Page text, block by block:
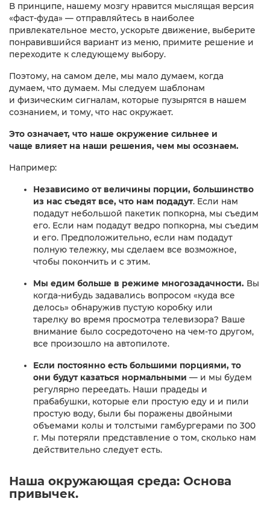
В принципе, нашему мозгу нравится мыслящая версия
«фаст-фуда» — отправляйтесь в наиболее
привлекательное место, ускорьте движение, выберите
понравившийся вариант из меню, примите решение и
переходите к следующему выбору.
Поэтому, на самом деле, мы мало думаем, когда
думаем, что думаем. Мы следуем шаблонам
и физическим сигналам, которые пузырятся в нашем
сознанием, и тому, что нас окружает.
Это означает, что наше окружение сильнее и
чаще влияет на наши решения, чем мы осознаем.
Например:
Независимо от величины порции, большинство
из нас съедят все, что нам подадут. Если нам
подадут небольшой пакетик попкорна, мы съедим
его. Если нам подадут ведро попкорна, мы съедим
и его. Предположительно, если нам подадут
полную тележку, мы сделаем все возможное,
чтобы покончить и с этим.
Мы едим больше в режиме многозадачности. Вы
когда-нибудь задавались вопросом «куда все
делось» обнаружив пустую коробку или
тарелку во время просмотра телевизора? Ваше
внимание было сосредоточено на чем-то другом,
все произошло на автопилоте.
Если постоянно есть большими порциями, то
они будут казаться нормальными — и мы будем
регулярно переедать. Наши прадеды и
прабабушки, которые ели простую еду и и пили
простую воду, были бы поражены двойными
объемами колы и толстыми гамбургерами по 300
г. Мы потеряли представление о том, сколько нам
действительно следует есть.
Наша окружающая среда: Основа
привычек.